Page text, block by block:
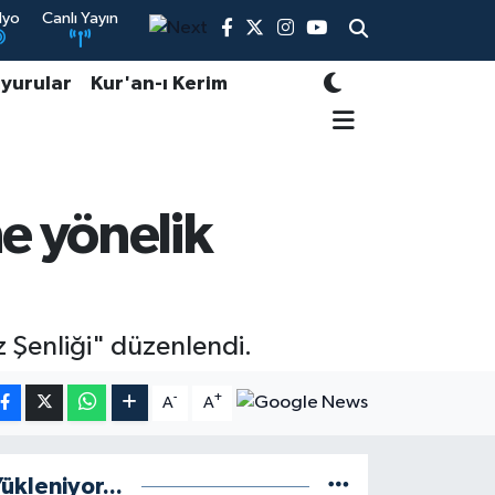
Canlı Yayın
Kur'an-ı Kerim
yönelik
Şenliği" düzenlendi.
A- A+